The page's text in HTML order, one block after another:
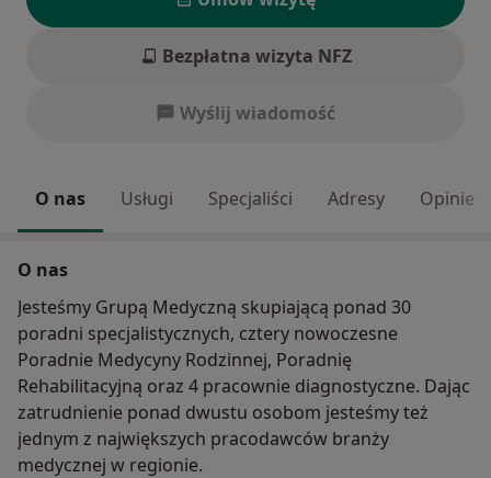
Bezpłatna wizyta NFZ
Wyślij wiadomość
O nas Usługi Specjaliści Adresy Opinie
O nas
Jesteśmy Grupą Medyczną skupiającą ponad 30
poradni specjalistycznych, cztery nowoczesne
Poradnie Medycyny Rodzinnej, Poradnię
Rehabilitacyjną oraz 4 pracownie diagnostyczne. Dając
zatrudnienie ponad dwustu osobom jesteśmy też
jednym z największych pracodawców branży
medycznej w regionie.